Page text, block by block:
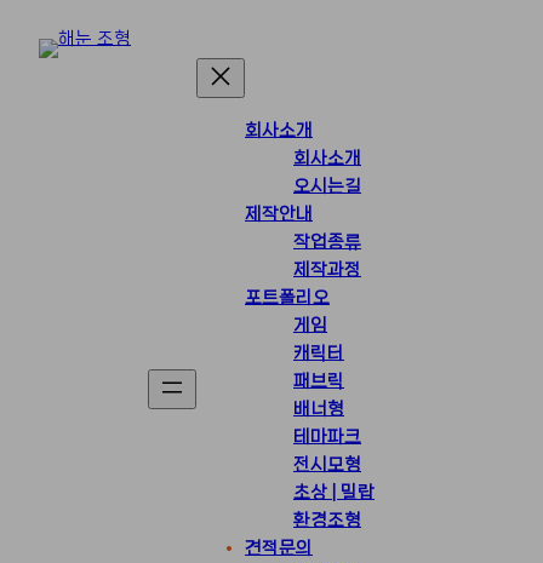
회사소개
회사소개
오시는길
제작안내
작업종류
제작과정
포트폴리오
게임
캐릭터
패브릭
배너형
테마파크
전시모형
초상 | 밀랍
환경조형
견적문의